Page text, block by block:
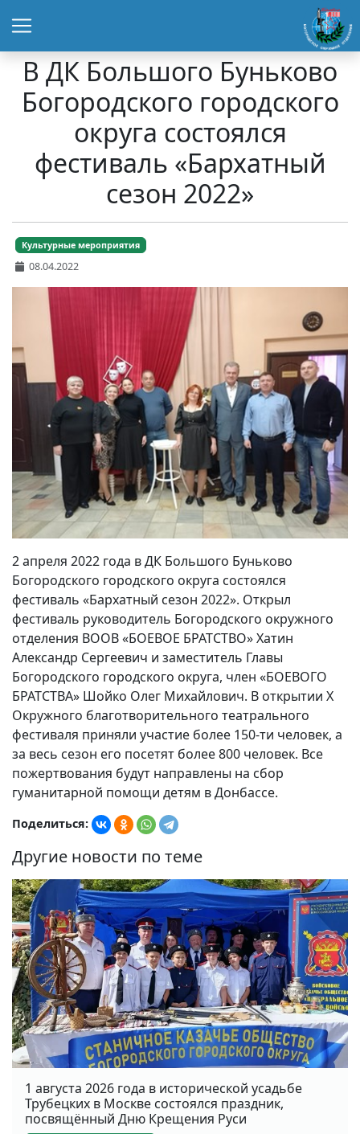
В ДК Большого Буньково
Богородского городского
округа состоялся
фестиваль «Бархатный
сезон 2022»
Культурные мероприятия
08.04.2022
2 апреля 2022 года в ДК Большого Буньково
Богородского городского округа состоялся
фестиваль «Бархатный сезон 2022». Открыл
фестиваль руководитель Богородского окружного
отделения ВООВ «БОЕВОЕ БРАТСТВО» Хатин
Александр Сергеевич и заместитель Главы
Богородского городского округа, член «БОЕВОГО
БРАТСТВА» Шойко Олег Михайлович. В открытии Х
Окружного благотворительного театрального
фестиваля приняли участие более 150-ти человек, а
за весь сезон его посетят более 800 человек. Все
пожертвования будут направлены на сбор
гуманитарной помощи детям в Донбассе.
Поделиться:
Другие новости по теме
1 августа 2026 года в исторической усадьбе
Трубецких в Москве состоялся праздник,
посвящённый Дню Крещения Руси